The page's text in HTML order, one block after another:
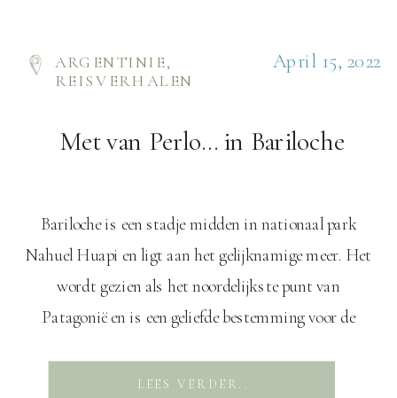
Met van Perlo… in Bariloche
Bariloche is een stadje midden in nationaal park
Nahuel Huapi en ligt aan het gelijknamige meer. Het
wordt gezien als het noordelijkste punt van
Patagonië en is een geliefde bestemming voor de
Chili en Argentinië rijden we in het retro gele busje
LEES VERDER..
ARGENTINIE,
REISVERHALEN
April 15, 2022